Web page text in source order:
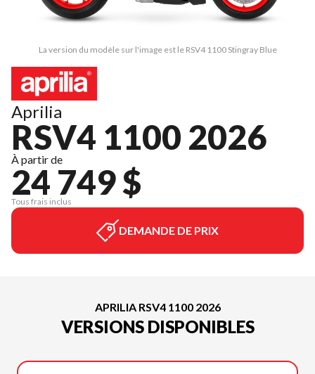
La version du modèle sur l'image est le RSV4 1100 Stingray Blue
Aprilia
RSV4 1100 2026
À partir de
24 749 $
Tous frais inclus
DEMANDE DE PRIX
APRILIA RSV4 1100 2026
VERSIONS DISPONIBLES